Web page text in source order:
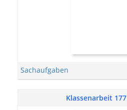
Sachaufgaben
Klassenarbeit 177